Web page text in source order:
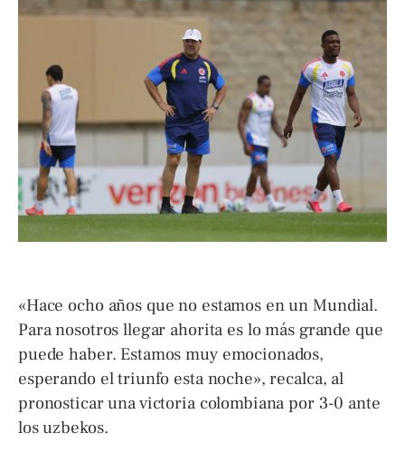
«Hace ocho años que no estamos en un Mundial.
Para nosotros llegar ahorita es lo más grande que
puede haber. Estamos muy emocionados,
esperando el triunfo esta noche», recalca, al
pronosticar una victoria colombiana por 3-0 ante
los uzbekos.